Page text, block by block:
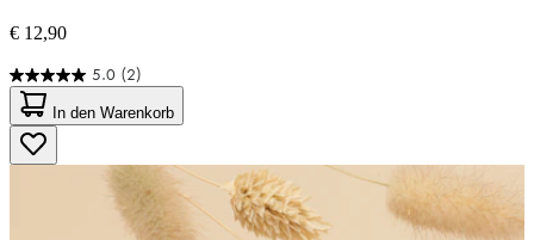
€ 12,90
5.0 (2)
5.0
von
5
Sternen.
2
Bewertungen
In den Warenkorb